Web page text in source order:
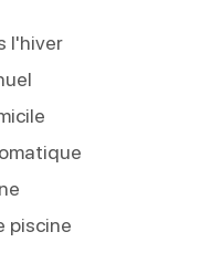
l'hiver
piscine